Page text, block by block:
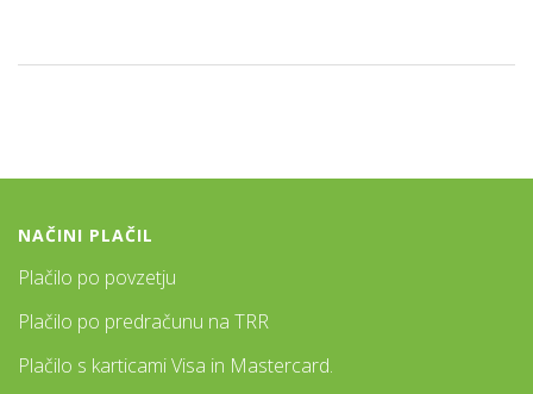
NAČINI PLAČIL
Plačilo po povzetju
Plačilo po predračunu na TRR
Plačilo s karticami Visa in Mastercard.